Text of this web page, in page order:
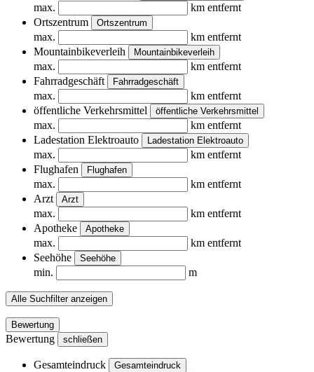
max.
km entfernt
Ortszentrum
Ortszentrum
max.
km entfernt
Mountainbikeverleih
Mountainbikeverleih
max.
km entfernt
Fahrradgeschäft
Fahrradgeschäft
max.
km entfernt
öffentliche Verkehrsmittel
öffentliche Verkehrsmittel
max.
km entfernt
Ladestation Elektroauto
Ladestation Elektroauto
max.
km entfernt
Flughafen
Flughafen
max.
km entfernt
Arzt
Arzt
max.
km entfernt
Apotheke
Apotheke
max.
km entfernt
Seehöhe
Seehöhe
min. m
Alle Suchfilter anzeigen
Bewertung
Bewertung schließen
Gesamteindruck Gesamteindruck